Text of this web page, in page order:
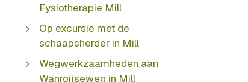
Fysiotherapie Mill
Op excursie met de
schaapsherder in Mill
Wegwerkzaamheden aan
Wanroijseweg in Mill